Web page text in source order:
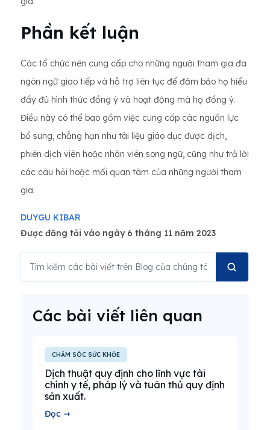
Phần kết luận
Các tổ chức nên cung cấp cho những người tham gia đa
ngôn ngữ giao tiếp và hỗ trợ liên tục để đảm bảo họ hiểu
đầy đủ hình thức đồng ý và hoạt động mà họ đồng ý.
Điều này có thể bao gồm việc cung cấp các nguồn lực
bổ sung, chẳng hạn như tài liệu giáo dục được dịch,
phiên dịch viên hoặc nhân viên song ngữ, cũng như trả lời
các câu hỏi hoặc mối quan tâm của những người tham
gia.
DUYGU KIBAR
Được đăng tải vào ngày 6 tháng 11 năm 2023
Các bài viết liên quan
CHĂM SÓC SỨC KHỎE
Dịch thuật quy định cho lĩnh vực tài
chính y tế, pháp lý và tuân thủ quy định
sản xuất.
Đọc ➞